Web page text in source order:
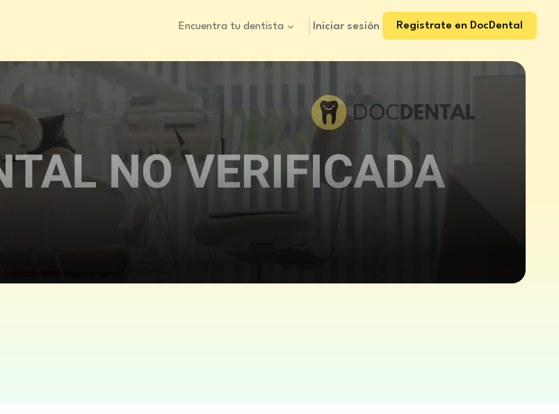
Encuentra tu dentista Iniciar sesión Registrate en DocDental